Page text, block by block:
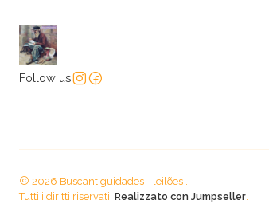
Follow us
2026 Buscantiguidades - leilões .
Tutti i diritti riservati. Realizzato con Jumpseller.